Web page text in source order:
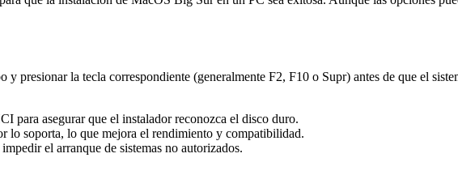
y presionar la tecla correspondiente (generalmente F2, F10 o Supr) antes de que el
para asegurar que el instalador reconozca el disco duro.
lo soporta, lo que mejora el rendimiento y compatibilidad.
el arranque de sistemas no autorizados.